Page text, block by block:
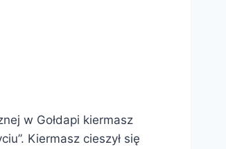
w Gołdapi kiermasz
Kiermasz cieszył się